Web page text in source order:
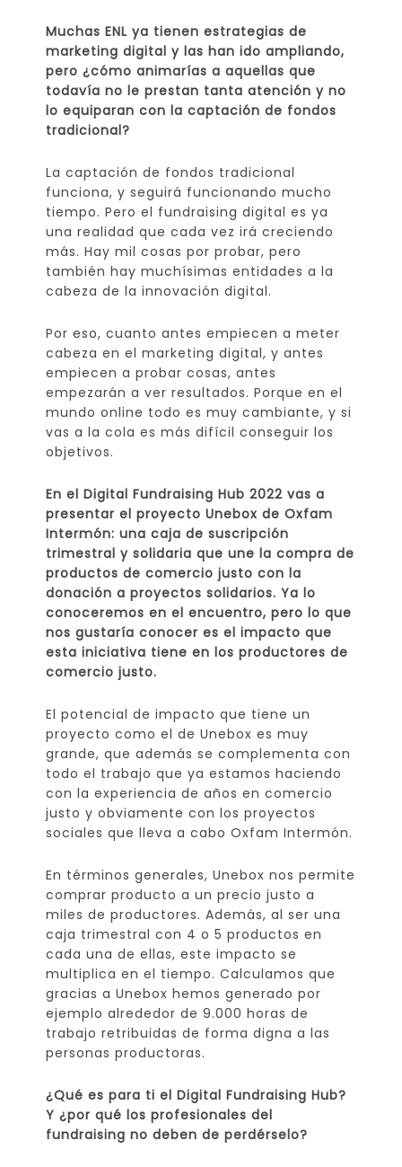
Muchas ENL ya tienen estrategias de
marketing digital y las han ido ampliando,
pero ¿cómo animarías a aquellas que
todavía no le prestan tanta atención y no
lo equiparan con la captación de fondos
tradicional?
La captación de fondos tradicional
funciona, y seguirá funcionando mucho
tiempo. Pero el fundraising digital es ya
una realidad que cada vez irá creciendo
más. Hay mil cosas por probar, pero
también hay muchísimas entidades a la
cabeza de la innovación digital.
Por eso, cuanto antes empiecen a meter
cabeza en el marketing digital, y antes
empiecen a probar cosas, antes
empezarán a ver resultados. Porque en el
mundo online todo es muy cambiante, y si
vas a la cola es más difícil conseguir los
objetivos.
En el Digital Fundraising Hub 2022 vas a
presentar el proyecto Unebox de Oxfam
Intermón: una caja de suscripción
trimestral y solidaria que une la compra de
productos de comercio justo con la
donación a proyectos solidarios. Ya lo
conoceremos en el encuentro, pero lo que
nos gustaría conocer es el impacto que
esta iniciativa tiene en los productores de
comercio justo.
El potencial de impacto que tiene un
proyecto como el de Unebox es muy
grande, que además se complementa con
todo el trabajo que ya estamos haciendo
con la experiencia de años en comercio
justo y obviamente con los proyectos
sociales que lleva a cabo Oxfam Intermón.
En términos generales, Unebox nos permite
comprar producto a un precio justo a
miles de productores. Además, al ser una
caja trimestral con 4 o 5 productos en
cada una de ellas, este impacto se
multiplica en el tiempo. Calculamos que
gracias a Unebox hemos generado por
ejemplo alrededor de 9.000 horas de
trabajo retribuidas de forma digna a las
personas productoras.
¿Qué es para ti el Digital Fundraising Hub?
Y ¿por qué los profesionales del
fundraising no deben de perdérselo?